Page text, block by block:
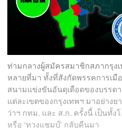
ท่ามกลางผู้สมัครสมาชิกสภากรุง
หลายที่มา ทั้งที่สังกัดพรรคการเ
สนามแข่งขันอันดุเดือดของบรรด
แต่ละเขตของกรุงเทพฯ มาอย่างย
ว่าฯ กทม. และ ส.ก. ครั้งนี้ เป็นทั้ง
หรือ ‘ทวงแชมป์’ กลับคืนมา